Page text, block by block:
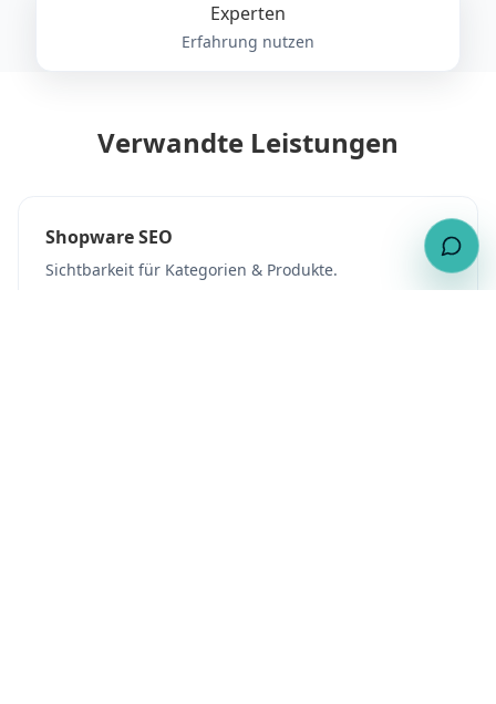
Experten
Erfahrung nutzen
Verwandte Leistungen
Shopware SEO
Sichtbarkeit für Kategorien & Produkte.